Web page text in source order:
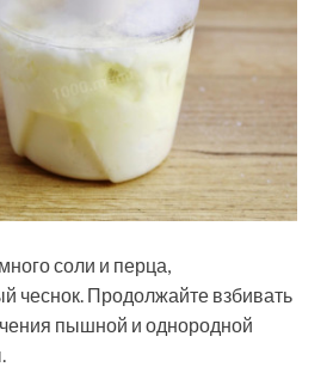
соли и перца,
чеснок. Продолжайте взбивать
пышной и однородной